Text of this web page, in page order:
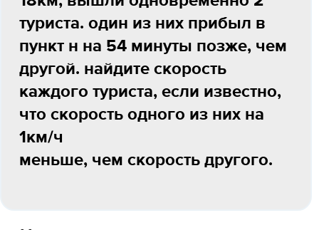
туриста. один из них прибыл в
пункт н на 54 минуты позже, чем
другой. найдите скорость
каждого туриста, если известно,
что скорость одного из них на
1км/ч
меньше, чем скорость другого.